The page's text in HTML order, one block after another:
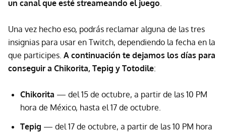
un canal que esté streameando el juego.
Una vez hecho eso, podrás reclamar alguna de las tres
insignias para usar en Twitch, dependiendo la fecha en la
que participes. A continuación te dejamos los días para
conseguir a Chikorita, Tepig y Totodile:
Chikorita — del 15 de octubre, a partir de las 10 PM
hora de México, hasta el 17 de octubre.
Tepig — del 17 de octubre, a partir de las 10 PM hora